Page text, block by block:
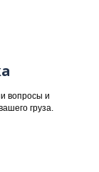
вопросы и
груза.